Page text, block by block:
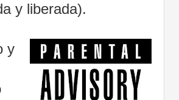
y liberada).
y